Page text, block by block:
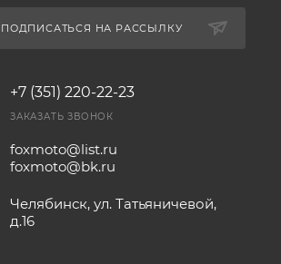
ПОДПИСАТЬСЯ НА РАССЫЛКУ
+7 (351) 220-22-23
ЗАКАЗАТЬ ЗВОНОК
foxmoto@list.ru
foxmoto@bk.ru
Челябинск, ул. Татьяничевой,
д.16